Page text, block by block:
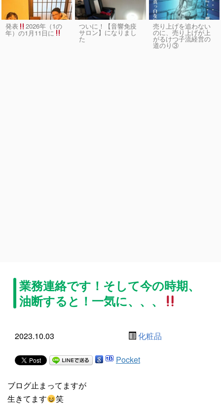
発表 2026年（1の
年）の1月11日に
ついに！【音響免疫
サロン】になりまし
た
売り上げを追わない
のに、売り上げが上
がるけつ子流経営の
道のり③
業務連絡です！そして今の時期、
油断すると！一気に、、、
2023.10.03 化粧品
Pocket
ブログ止まってますが
生きてます
笑